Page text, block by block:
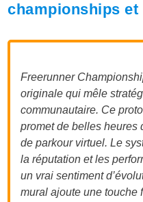
championships et
Freerunner
originale qui mêle
communautaire. Ce
promet de belles heures
de parkour virtuel. Le
la réputation et les
un vrai sentiment
mural ajoute une touche